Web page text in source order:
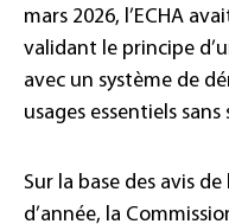
mars 2026, l’ECHA
validant le principe
avec un système de
usages essentiels
Sur la base des avis
d’année, la